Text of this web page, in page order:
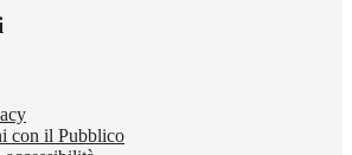
con il Pubblico